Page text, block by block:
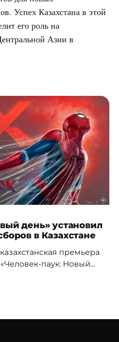
Успех Казахстана в этой
его роль на
Азии в
день» установил
в Казахстане
премьера
паук: Новый